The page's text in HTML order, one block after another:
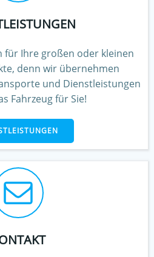
für Ihre großen oder kleinen
denn wir übernehmen
und Dienstleistungen
Fahrzeug für Sie!